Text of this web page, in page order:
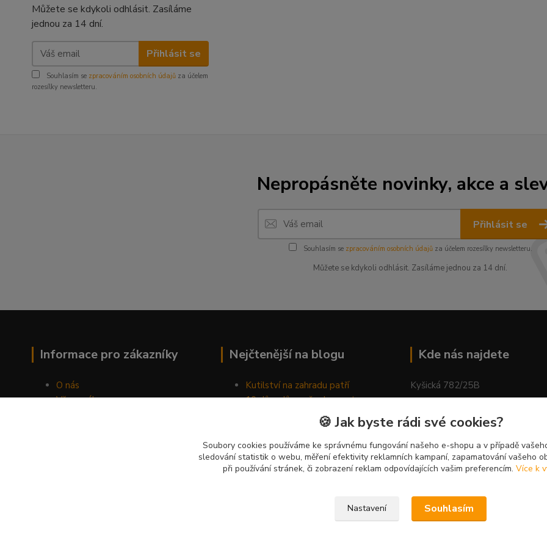
Můžete se kdykoli odhlásit. Zasíláme
jednou za 14 dní.
Přihlásit se
Souhlasím se zpracováním osobních údajů za účelem
rozesílky newsletteru.
Nepropásněte novinky, akce a
Přihlásit se
Souhlasím se zpracováním osobních údajůza účelem rozesílky newsletteru.
Můžete se kdykoli odhlásit. Zasíláme jednou za 14 dní.
Informace pro zákazníky
O nás
Vše o nákupu
Nejčtenější na blogu
Kutilství na zahradu patří
10 důvodů, proč relaxovat
chozením do přírody
Jak správně pěstovat tulipány
Náhodně generovaný článek
Kde nás najdete
Kyšická 782/25B
🍪 Jak byste rádi své cookies?
Soubory cookies používáme ke správnému fungování našeho e-shopu a v případě
sledování statistik o webu, měření efektivity reklamních kampaní, zapamatování vašeho
při používání stránek, či zobrazení reklam odpovídajících vašim preferencím. Více k
Nastavení Souhlasím